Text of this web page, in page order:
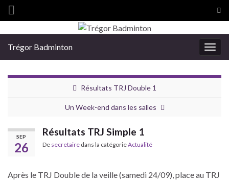
Search for:
Trégor Badminton
Résultats TRJ Double 1
Un Week-end dans les salles
SEP
26
Résultats TRJ Simple 1
De secretaire dans la catégorieActualité
Après le TRJ Double de la veille (samedi 24/09), place au TRJ